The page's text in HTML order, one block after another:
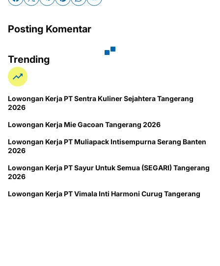
Posting Komentar
Trending
Lowongan Kerja PT Sentra Kuliner Sejahtera Tangerang
2026
Lowongan Kerja Mie Gacoan Tangerang 2026
Lowongan Kerja PT Muliapack Intisempurna Serang Banten
2026
Lowongan Kerja PT Sayur Untuk Semua (SEGARI) Tangerang
2026
Lowongan Kerja PT Vimala Inti Harmoni Curug Tangerang